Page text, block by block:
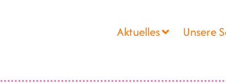
Aktuelles Unsere